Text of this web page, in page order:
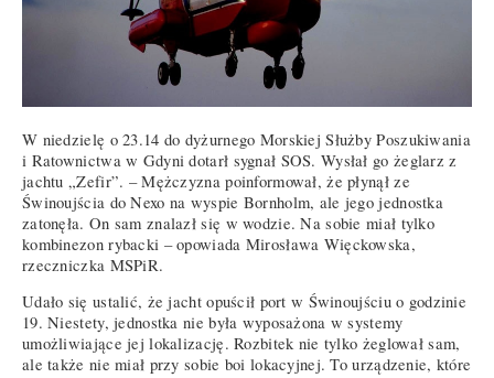
W niedzielę o 23.14 do dyżurnego Morskiej Służby Poszukiwania
i Ratownictwa w Gdyni dotarł sygnał SOS. Wysłał go żeglarz z
jachtu „Zefir”. – Mężczyzna poinformował, że płynął ze
Świnoujścia do Nexo na wyspie Bornholm, ale jego jednostka
zatonęła. On sam znalazł się w wodzie. Na sobie miał tylko
kombinezon rybacki – opowiada Mirosława Więckowska,
rzeczniczka MSPiR.
Udało się ustalić, że jacht opuścił port w Świnoujściu o godzinie
19. Niestety, jednostka nie była wyposażona w systemy
umożliwiające jej lokalizację. Rozbitek nie tylko żeglował sam,
ale także nie miał przy sobie boi lokacyjnej. To urządzenie, które